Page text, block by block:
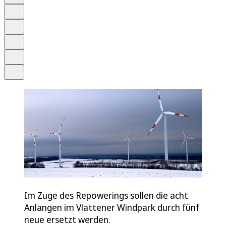
Im Zuge des Repowerings sollen die acht
Anlangen im Vlattener Windpark durch fünf
neue ersetzt werden.